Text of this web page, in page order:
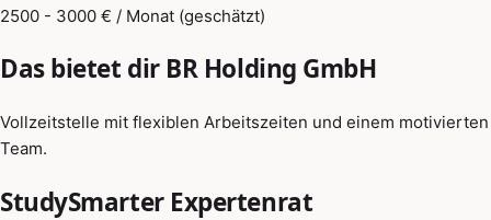
2500 - 3000 € / Monat (geschätzt)
Das bietet dir BR Holding GmbH
Vollzeitstelle mit flexiblen Arbeitszeiten und einem motivierten
Team.
StudySmarter Expertenrat